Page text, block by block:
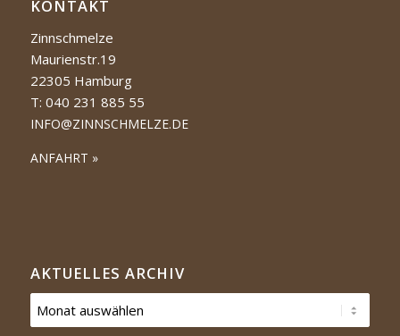
KONTAKT
Zinnschmelze
Maurienstr.19
22305 Hamburg
T: 040 231 885 55
INFO@ZINNSCHMELZE.DE
ANFAHRT »
AKTUELLES ARCHIV